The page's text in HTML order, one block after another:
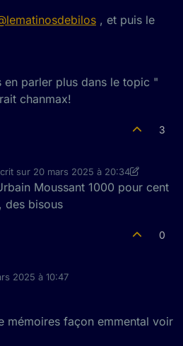
lematinosdebilos , et puis le
en parler plus dans le topic "
chanmax!
3
sur 20 mars 2025 à 20:34
édition par Un Ancien Utilisateur
Moussant 1000 pour cent
des bisous
0
2025 à 10:47
mémoires façon emmental voir